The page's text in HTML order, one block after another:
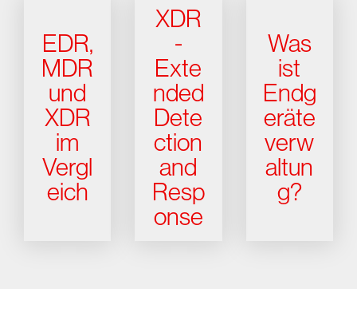
EDR,
MDR
und
XDR
im
Vergl
eich
XDR
-
Exte
nded
Dete
ction
and
Resp
onse
Was
ist
Endg
eräte
verw
altun
g?